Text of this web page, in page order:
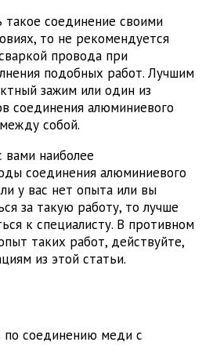
такое соединение своими
то не рекомендуется
провода при
подобных работ. Лучшим
зажим или один из
соединения алюминиевого
собой.
наиболее
соединения алюминиевого
у вас нет опыта или вы
за такую работу, то лучше
к специалисту. В противном
таких работ, действуйте,
из этой статьи.
по соединению меди с